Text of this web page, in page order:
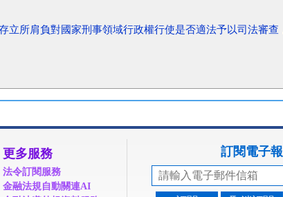
所肩負對國家刑事領域行政權行使是否適法予以司法審查
更多服務
法令訂閱服務
金融法規自動關連AI
訂閱電子報